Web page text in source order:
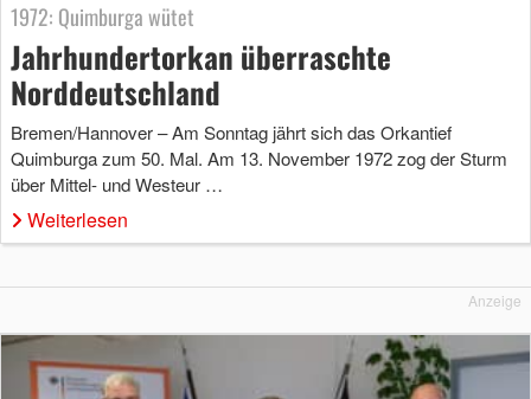
1972: Quimburga wütet
Jahrhundertorkan überraschte
Norddeutschland
Bremen/Hannover – Am Sonntag jährt sich das Orkantief
Quimburga zum 50. Mal. Am 13. November 1972 zog der Sturm
über Mittel- und Westeur …
Weiterlesen
Anzeige